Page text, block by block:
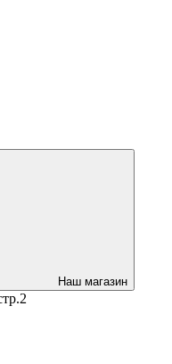
Наш магазин